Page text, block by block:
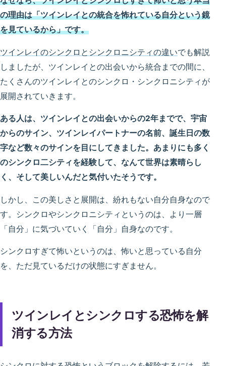
の理由は「ツインレイとの統合を怖れている自分という鏡
を見ているから」です。
ツインレイのシンクロとシンクロニシティの違いでも解説
しましたが、ツインレイとの出会いから統合までの間に、
たくさんのツインレイとのシンクロ・シンクロニシティが
展開されていきます。
ある人は、ツインレイとの出会いからの2年までで、宇宙
からのサイン、ツインレイパートナーの名前、誕生日の数
字など数々のサインを目にしてきました。あまりにも多く
のシンクロ二シティを経験して、なんて世界は素晴らし
く、そして美しいんだと気付いたそうです。
しかし、この美しさと展開は、紛れもない自分自身なので
す。シンクロやシンクロニシティというのは、より一層
「自分」に気づいていく「自分」自身なのです。
シンクロすぎて怖いというのは、怖いと思っている自分
を、ただ見ているだけの状態にすぎません。
ツインレイとシンクロする恐怖を解
消する方法